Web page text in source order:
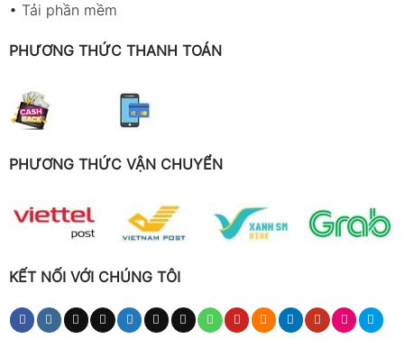
• Tải phần mềm
PHƯƠNG THỨC THANH TOÁN
PHƯƠNG THỨC VẬN CHUYỂN
KẾT NỐI VỚI CHÚNG TÔI